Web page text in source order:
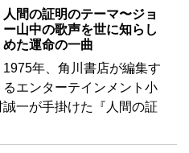
人間の証明のテーマ〜ジョ
ー山中の歌声を世に知らし
めた運命の一曲
1975年、角川書店が編集す
るエンターテインメント小
一が手掛けた『人間の証